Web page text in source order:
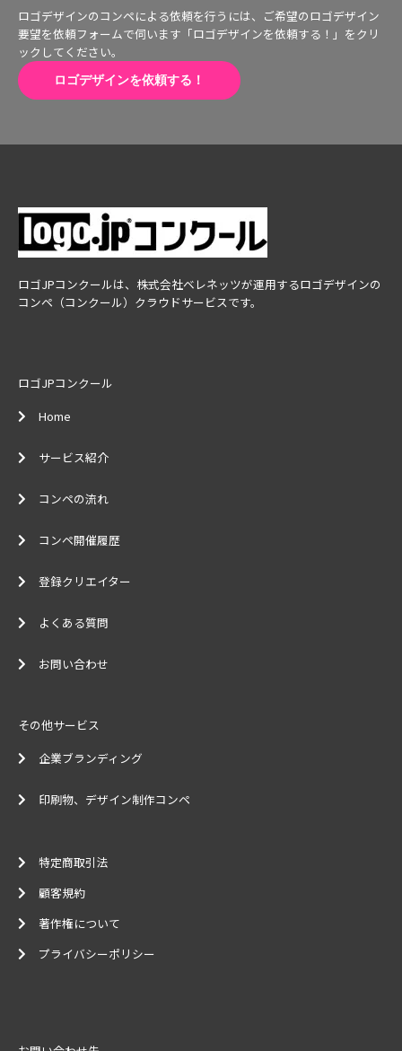
ロゴデザインのコンペによる依頼を行うには、ご希望のロゴデザイン
要望を依頼フォームで伺います「ロゴデザインを依頼する！」をクリ
ックしてください。
ロゴデザインを依頼する！
ロゴJPコンクールは、株式会社ベレネッツが運用するロゴデザインの
コンペ（コンクール）クラウドサービスです。
ロゴJPコンクール
Home
サービス紹介
コンペの流れ
コンペ開催履歴
登録クリエイター
よくある質問
お問い合わせ
その他サービス
企業ブランディング
印刷物、デザイン制作コンペ
特定商取引法
顧客規約
著作権について
プライバシーポリシー